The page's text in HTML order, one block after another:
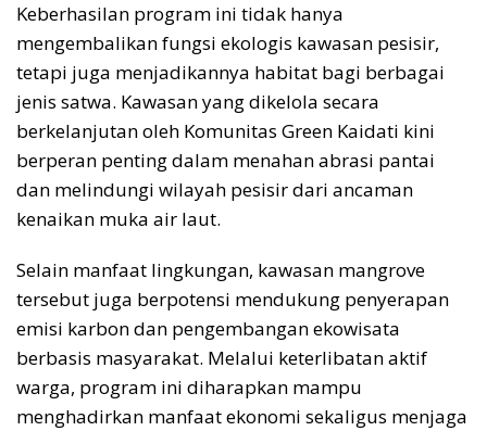
Keberhasilan program ini tidak hanya
mengembalikan fungsi ekologis kawasan pesisir,
tetapi juga menjadikannya habitat bagi berbagai
jenis satwa. Kawasan yang dikelola secara
berkelanjutan oleh Komunitas Green Kaidati kini
berperan penting dalam menahan abrasi pantai
dan melindungi wilayah pesisir dari ancaman
kenaikan muka air laut.
Selain manfaat lingkungan, kawasan mangrove
tersebut juga berpotensi mendukung penyerapan
emisi karbon dan pengembangan ekowisata
berbasis masyarakat. Melalui keterlibatan aktif
warga, program ini diharapkan mampu
menghadirkan manfaat ekonomi sekaligus menjaga